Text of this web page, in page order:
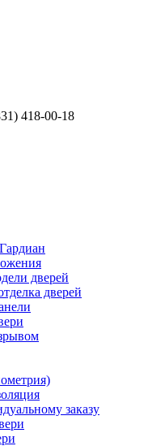
418-00-18
дверей
дверей
заказу